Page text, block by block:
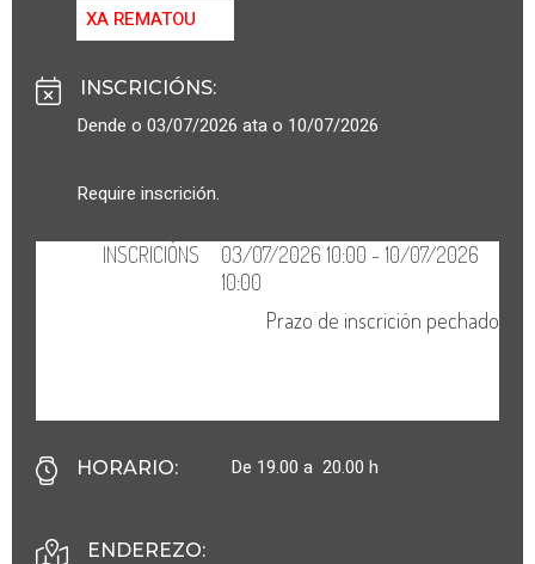
XA REMATOU
INSCRICIÓNS:
Dende o 03/07/2026 ata o 10/07/2026
Require inscrición.
HORARIO: De 19.00 a 20.00 h
ENDEREZO: